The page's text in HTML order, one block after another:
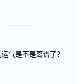
气是不是离谱了？